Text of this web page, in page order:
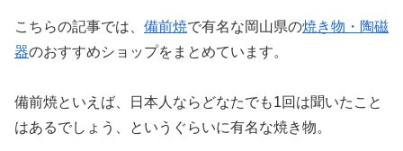
こちらの記事では、 備前焼で有名な岡山県の焼き物・陶磁
器のおすすめショップをまとめています。
備前焼といえば、日本人ならどなたでも1回は聞いたこと
はあるでしょう、というぐらいに有名な焼き物。